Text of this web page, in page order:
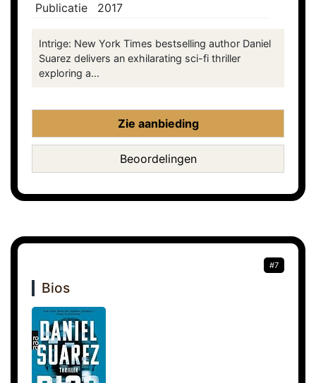
Publicatie
2017
Intrige: New York Times bestselling author Daniel
Suarez delivers an exhilarating sci-fi thriller
exploring a...
Zie aanbieding
Beoordelingen
#7
Bios